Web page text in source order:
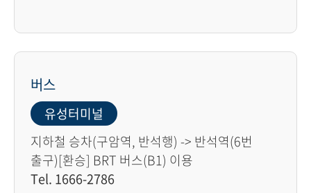
버스
유성터미널
지하철 승차(구암역, 반석행) -> 반석역(6번
출구)[환승] BRT 버스(B1) 이용
Tel. 1666-2786